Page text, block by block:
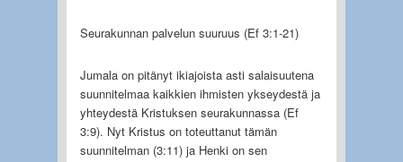
Seurakunnan palvelun suuruus (Ef 3:1-21)
Jumala on pitänyt ikiajoista asti salaisuutena
suunnitelmaa kaikkien ihmisten ykseydestä ja
yhteydestä Kristuksen seurakunnassa (Ef
3:9). Nyt Kristus on toteuttanut tämän
suunnitelman (3:11) ja Henki on sen